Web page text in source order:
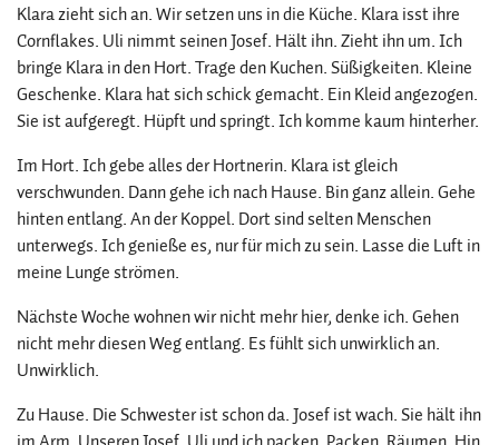
Klara zieht sich an. Wir setzen uns in die Küche. Klara isst ihre
Cornflakes. Uli nimmt seinen Josef. Hält ihn. Zieht ihn um. Ich
bringe Klara in den Hort. Trage den Kuchen. Süßigkeiten. Kleine
Geschenke. Klara hat sich schick gemacht. Ein Kleid angezogen.
Sie ist aufgeregt. Hüpft und springt. Ich komme kaum hinterher.
Im Hort. Ich gebe alles der Hortnerin. Klara ist gleich
verschwunden. Dann gehe ich nach Hause. Bin ganz allein. Gehe
hinten entlang. An der Koppel. Dort sind selten Menschen
unterwegs. Ich genieße es, nur für mich zu sein. Lasse die Luft in
meine Lunge strömen.
Nächste Woche wohnen wir nicht mehr hier, denke ich. Gehen
nicht mehr diesen Weg entlang. Es fühlt sich unwirklich an.
Unwirklich.
Zu Hause. Die Schwester ist schon da. Josef ist wach. Sie hält ihn